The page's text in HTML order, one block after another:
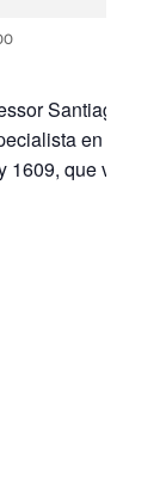
Santiago
en el
1609, que va